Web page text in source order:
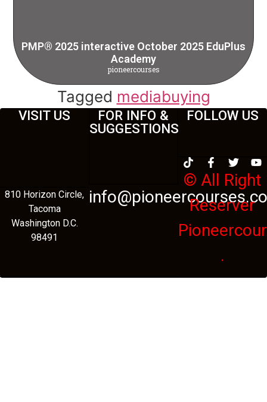
PMP® 2025 interactive October 2025 EduPlus
Academy
pioneercourses
Tagged mediabuying
VISIT US
810 Horizon Circle,
Tacoma
Washington D.C.
98491
FOR INFO &
SUGGESTIONS
FOLLOW US
© All Right
Reserver
.